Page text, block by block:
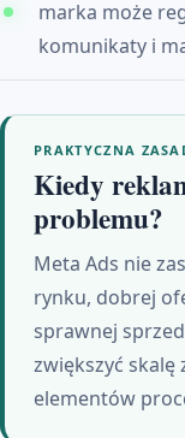
marka może
komunikaty i
PRAKTYCZNA
Kiedy
problemu?
Meta Ads nie
rynku, dobrej
sprawnej
zwiększyć skalę
elementów